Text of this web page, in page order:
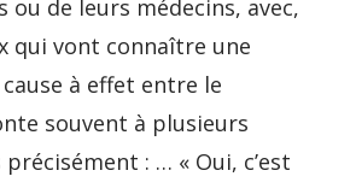
de leurs médecins, avec,
qui vont connaître une
à effet entre le
souvent à plusieurs
: … « Oui, c’est